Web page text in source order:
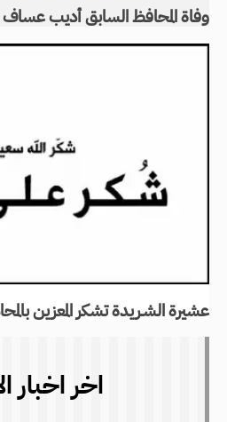
وفاة المحافظ السابق أديب عساف
عشيرة الشـريدة تشكر المعزين
اخر اخبار